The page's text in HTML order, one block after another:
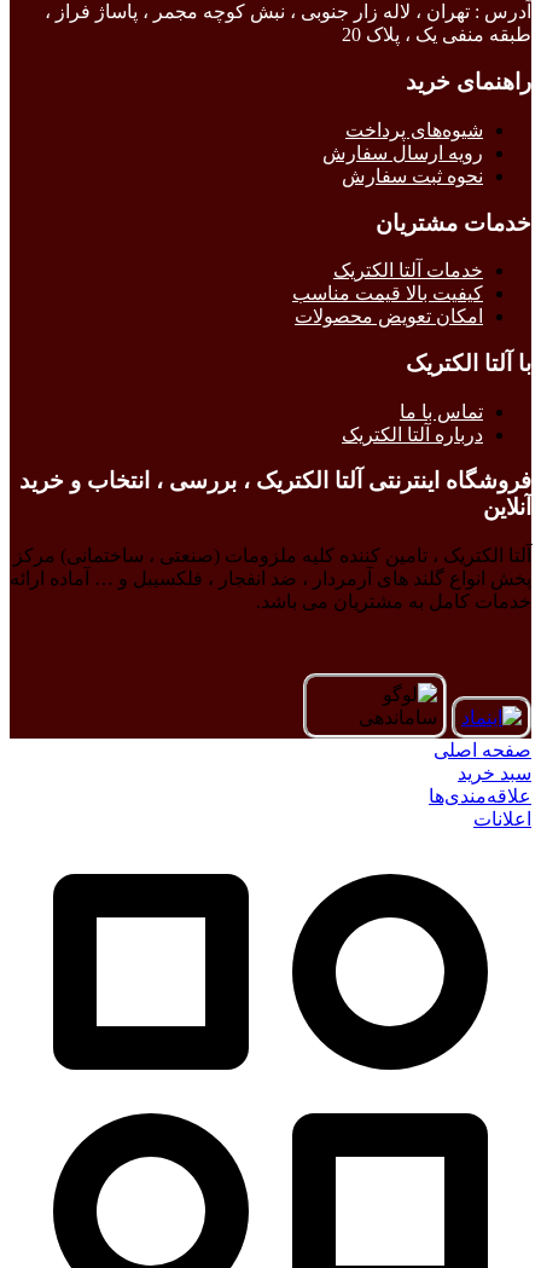
آدرس : تهران ، لاله زار جنوبی ، نبش کوچه مجمر ، پاساژ فراز ،
طبقه منفی یک ، پلاک 20
راهنمای خرید
شیوه‌های پرداخت
رویه ارسال سفارش
نحوه ثبت سفارش
خدمات مشتریان
خدمات آلتا الکتریک
کیفیت بالا قیمت مناسب
امکان تعویض محصولات
با آلتا الکتریک
تماس با ما
درباره آلتا الکتریک
فروشگاه اینترنتی آلتا الکتریک ، بررسی ، انتخاب و خرید
آنلاین
آلتا الکتریک ، تامین کننده کلیه ملزومات (صنعتی ، ساختمانی) مرکز
پخش انواع گلند های آرمردار ، ضد انفجار ، فلکسیبل و … آماده ارائه
خدمات کامل به مشتریان می باشد.
صفحه اصلی
سبد خرید
علاقه‌مندی‌ها
اعلانات